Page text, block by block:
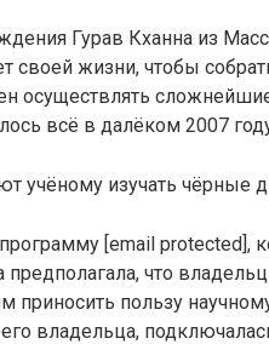
Гурав Кханна из
своей жизни, чтобы
осуществлять
всё в далёком 2007
[email protected],
предполагала, что
приносить пользу
владельца,